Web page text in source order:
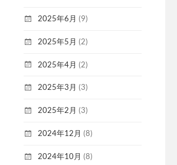
2025年6月 (9)
2025年5月 (2)
2025年4月 (2)
2025年3月 (3)
2025年2月 (3)
2024年12月 (8)
2024年10月 (8)